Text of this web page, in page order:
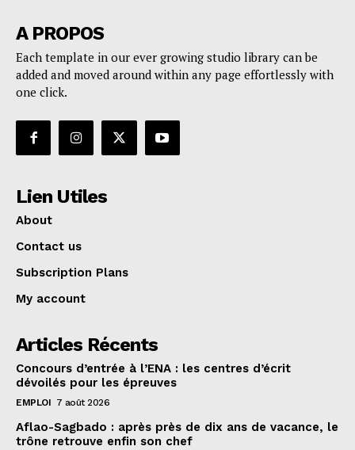
A PROPOS
Each template in our ever growing studio library can be
added and moved around within any page effortlessly with
one click.
Lien Utiles
About
Contact us
Subscription Plans
My account
Articles Récents
Concours d’entrée à l’ENA : les centres d’écrit
dévoilés pour les épreuves
EMPLOI 7 août 2026
Aflao-Sagbado : après près de dix ans de vacance, le
trône retrouve enfin son chef